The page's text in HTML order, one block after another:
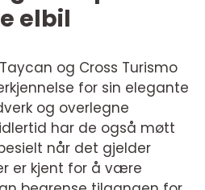
elbil
og Cross Turismo
for sin elegante
og overlegne
har de også møtt
når det gjelder
er kjent for å være